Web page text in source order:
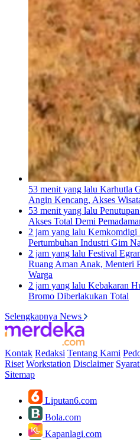
53 menit yang lalu Karhutla
Angin Kencang, Akses
53 menit yang lalu
Akses Total Demi
2 jam yang lalu Kemkomdigi
Pertumbuhan Industri Gim
2 jam yang lalu Festival
Ruang Aman Anak, Menteri
Warga
2 jam yang lalu Kebakaran
Bromo Diberlakukan Total
Selengkapnya News
Kontak Redaksi Tentang Kami
Riset Workstation Disclaimer
Sitemap
Liputan6.com
Bola.com
Kapanlagi.com